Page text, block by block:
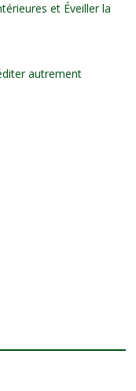
et Éveiller la
autrement